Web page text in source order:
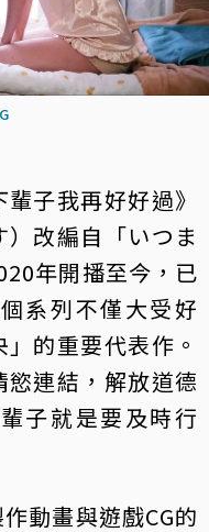
子我再好好過》
）改編自「いつま
年開播至今，已
系列不僅大受好
的重要代表作。
連結，解放道德
子就是要及時行
動畫與遊戲CG的